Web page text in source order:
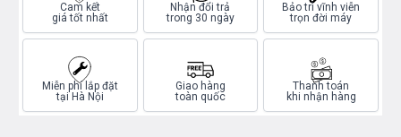
Cam kết
giá tốt nhất
Nhận đổi trả
trong 30 ngày
Bảo trì vĩnh viễn
trọn đời máy
Miễn phí lắp đặt
tại Hà Nội
Giao hàng
toàn quốc
Thanh toán
khi nhận hàng